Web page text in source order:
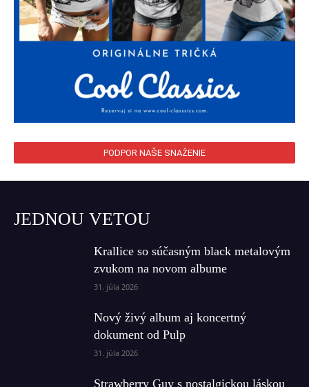
PODPOR NAŠE SNAŽENIE
JEDNOU VETOU
Krallice so súčasným black metalovým
zvukom na novom albume
31. júla 2026
Nový živý album aj koncertný
dokument od Pulp
31. júla 2026
Strawberry Guy s nostalgickou láskou